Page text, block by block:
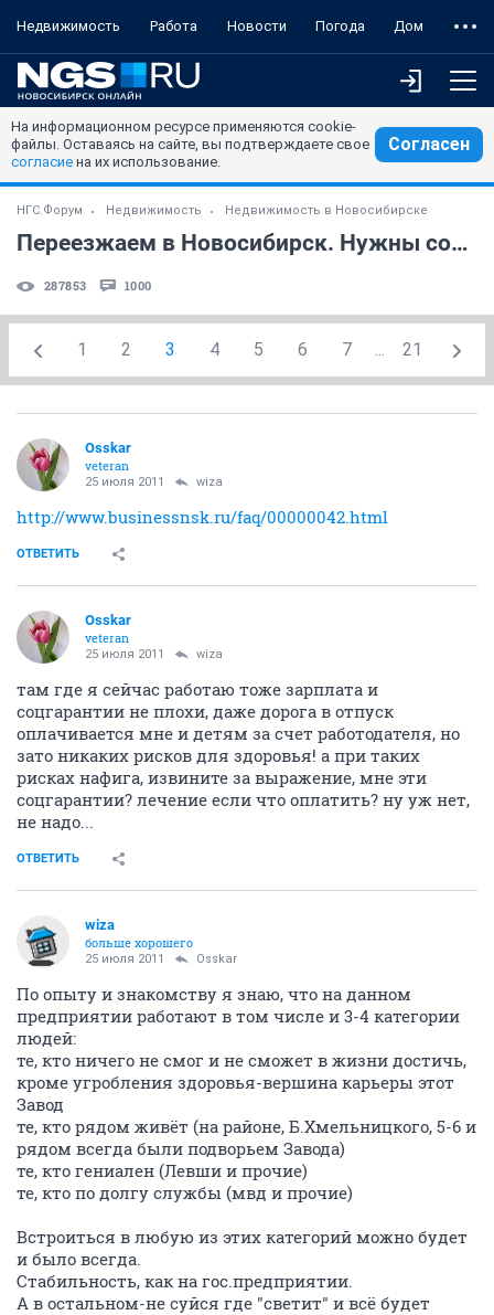
Недвижимость Работа Новости Погода Дом
На информационном ресурсе применяются cookie-
файлы. Оставаясь на сайте, вы подтверждаете свое
согласие на их использование.
Согласен
НГС.Форум Недвижимость Недвижимость в Новосибирске
Переезжаем в Новосибирск. Нужны советы
287853 1000
1 2 3 4 5 6 7 ... 21
Osskar
veteran
25 июля 2011 wiza
http://www.businessnsk.ru/faq/00000042.html
ОТВЕТИТЬ
Osskar
veteran
25 июля 2011 wiza
там где я сейчас работаю тоже зарплата и
соцгарантии не плохи, даже дорога в отпуск
оплачивается мне и детям за счет работодателя, но
зато никаких рисков для здоровья! а при таких
рисках нафига, извините за выражение, мне эти
соцгарантии? лечение если что оплатить? ну уж нет,
не надо...
ОТВЕТИТЬ
wiza
больше хорошего
25 июля 2011 Osskar
По опыту и знакомству я знаю, что на данном
предприятии работают в том числе и 3-4 категории
людей:
те, кто ничего не смог и не сможет в жизни достичь,
кроме угробления здоровья-вершина карьеры этот
Завод
те, кто рядом живёт (на районе, Б.Хмельницкого, 5-6 и
рядом всегда были подворьем Завода)
те, кто гениален (Левши и прочие)
те, кто по долгу службы (мвд и прочие)
Встроиться в любую из этих категорий можно будет
и было всегда.
Стабильность, как на гос.предприятии.
А в остальном-не суйся где "светит" и всё будет